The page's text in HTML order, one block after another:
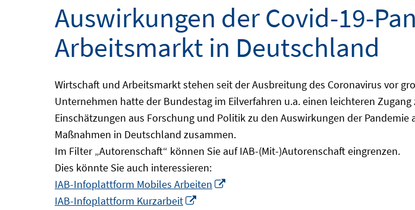
Auswirkungen der Covid-19-
Arbeitsmarkt in Deutschland
Wirtschaft und Arbeitsmarkt stehen seit der Ausbreitung des Coronavirus vor
Unternehmen hatte der Bundestag im Eilverfahren u.a. einen leichteren
Einschätzungen aus Forschung und Politik zu den Auswirkungen der
Maßnahmen in Deutschland zusammen.
Im Filter „Autorenschaft“ können Sie auf IAB-(Mit-)Autorenschaft eingrenzen.
Dies könnte Sie auch interessieren:
IAB-Infoplattform Mobiles Arbeiten
IAB-Infoplattform Kurzarbeit